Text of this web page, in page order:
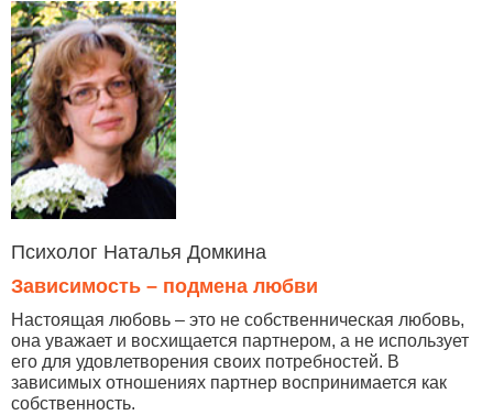
Психолог Наталья Домкина
Зависимость – подмена любви
Настоящая любовь – это не собственническая любовь,
она уважает и восхищается партнером, а не использует
его для удовлетворения своих потребностей. В
зависимых отношениях партнер воспринимается как
собственность.